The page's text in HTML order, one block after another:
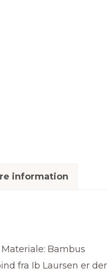
information
Materiale: Bambus
fra Ib Laursen er